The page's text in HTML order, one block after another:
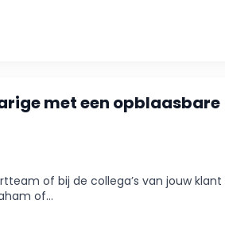
met een opblaasbare
of bij de collega’s van jouw
of…